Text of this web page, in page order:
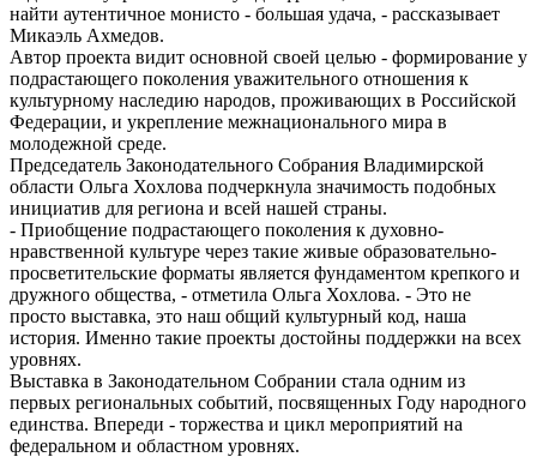
найти аутентичное монисто - большая удача, - рассказывает
Микаэль Ахмедов.
Автор проекта видит основной своей целью - формирование у
подрастающего поколения уважительного отношения к
культурному наследию народов, проживающих в Российской
Федерации, и укрепление межнационального мира в
молодежной среде.
Председатель Законодательного Собрания Владимирской
области Ольга Хохлова подчеркнула значимость подобных
инициатив для региона и всей нашей страны.
- Приобщение подрастающего поколения к духовно-
нравственной культуре через такие живые образовательно-
просветительские форматы является фундаментом крепкого и
дружного общества, - отметила Ольга Хохлова. - Это не
просто выставка, это наш общий культурный код, наша
история. Именно такие проекты достойны поддержки на всех
уровнях.
Выставка в Законодательном Собрании стала одним из
первых региональных событий, посвященных Году народного
единства. Впереди - торжества и цикл мероприятий на
федеральном и областном уровнях.